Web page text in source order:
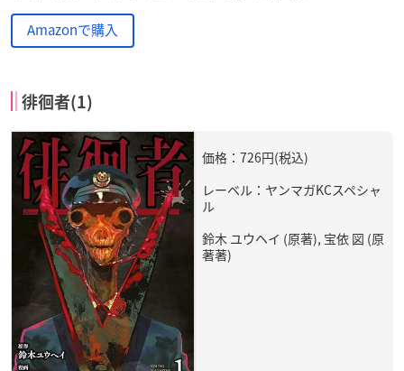
Amazonで購入
徘徊者(1)
価格：726円(税込)
レーベル：ヤンマガKCスペシャ
ル
鈴木 ユウヘイ (原著), 宝依 図 (原
著著)